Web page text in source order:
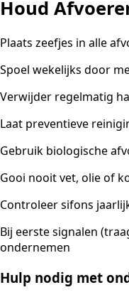
Houd
Plaats zeefjes in alle
Spoel wekelijks door
Verwijder regelmatig
Laat preventieve
Gebruik biologische
Gooi nooit vet, olie of
Controleer sifons
Bij eerste signalen
ondernemen
Hulp nodig met